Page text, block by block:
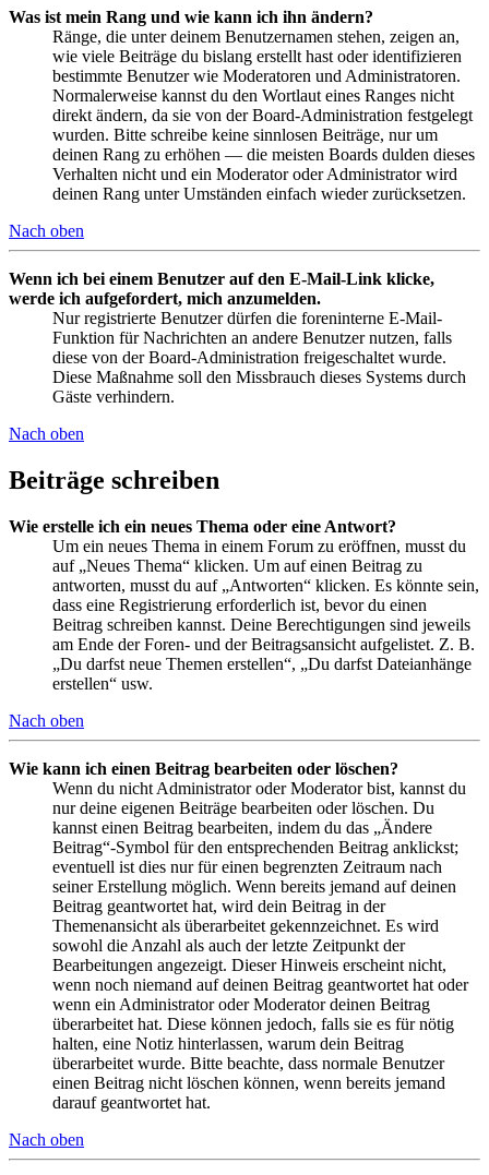
Was ist mein Rang und wie kann ich ihn ändern?
Ränge, die unter deinem Benutzernamen stehen, zeigen an,
wie viele Beiträge du bislang erstellt hast oder identifizieren
bestimmte Benutzer wie Moderatoren und Administratoren.
Normalerweise kannst du den Wortlaut eines Ranges nicht
direkt ändern, da sie von der Board-Administration festgelegt
wurden. Bitte schreibe keine sinnlosen Beiträge, nur um
deinen Rang zu erhöhen — die meisten Boards dulden dieses
Verhalten nicht und ein Moderator oder Administrator wird
deinen Rang unter Umständen einfach wieder zurücksetzen.
Nach oben
Wenn ich bei einem Benutzer auf den E-Mail-Link klicke,
werde ich aufgefordert, mich anzumelden.
Nur registrierte Benutzer dürfen die foreninterne E-Mail-
Funktion für Nachrichten an andere Benutzer nutzen, falls
diese von der Board-Administration freigeschaltet wurde.
Diese Maßnahme soll den Missbrauch dieses Systems durch
Gäste verhindern.
Nach oben
Beiträge schreiben
Wie erstelle ich ein neues Thema oder eine Antwort?
Um ein neues Thema in einem Forum zu eröffnen, musst du
auf „Neues Thema“ klicken. Um auf einen Beitrag zu
antworten, musst du auf „Antworten“ klicken. Es könnte sein,
dass eine Registrierung erforderlich ist, bevor du einen
Beitrag schreiben kannst. Deine Berechtigungen sind jeweils
am Ende der Foren- und der Beitragsansicht aufgelistet. Z. B.
„Du darfst neue Themen erstellen“, „Du darfst Dateianhänge
erstellen“ usw.
Nach oben
Wie kann ich einen Beitrag bearbeiten oder löschen?
Wenn du nicht Administrator oder Moderator bist, kannst du
nur deine eigenen Beiträge bearbeiten oder löschen. Du
kannst einen Beitrag bearbeiten, indem du das „Ändere
Beitrag“-Symbol für den entsprechenden Beitrag anklickst;
eventuell ist dies nur für einen begrenzten Zeitraum nach
seiner Erstellung möglich. Wenn bereits jemand auf deinen
Beitrag geantwortet hat, wird dein Beitrag in der
Themenansicht als überarbeitet gekennzeichnet. Es wird
sowohl die Anzahl als auch der letzte Zeitpunkt der
Bearbeitungen angezeigt. Dieser Hinweis erscheint nicht,
wenn noch niemand auf deinen Beitrag geantwortet hat oder
wenn ein Administrator oder Moderator deinen Beitrag
überarbeitet hat. Diese können jedoch, falls sie es für nötig
halten, eine Notiz hinterlassen, warum dein Beitrag
überarbeitet wurde. Bitte beachte, dass normale Benutzer
einen Beitrag nicht löschen können, wenn bereits jemand
darauf geantwortet hat.
Nach oben